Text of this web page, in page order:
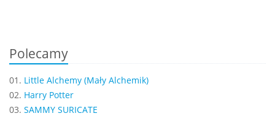
Polecamy
01. Little Alchemy (Mały Alchemik)
02. Harry Potter
03. SAMMY SURICATE